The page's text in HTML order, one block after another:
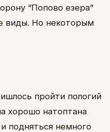
“Попово езера”
виды. Но некоторым
пройти пологий
хорошо натоптана
подняться немного